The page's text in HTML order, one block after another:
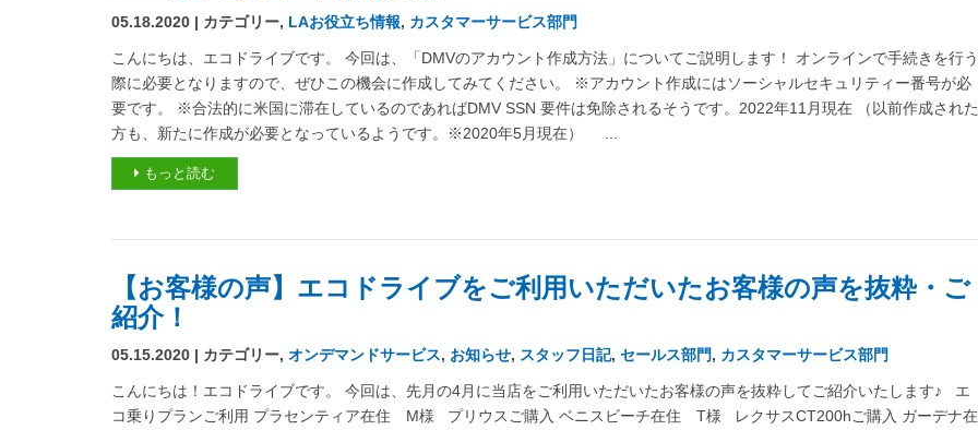
05.18.2020 | カテゴリー, LAお役立ち情報, カスタマーサービス部門
こんにちは、エコドライブです。 今回は、「DMVのアカウント作成方法」についてご説明します！ オンラインで手続きを行う
際に必要となりますので、ぜひこの機会に作成してみてください。 ※アカウント作成にはソーシャルセキュリティー番号が必
要です。 ※合法的に米国に滞在しているのであればDMV SSN 要件は免除されるそうです。2022年11月現在 （以前作成された
方も、新たに作成が必要となっているようです。※2020年5月現在） ...
もっと読む
【お客様の声】エコドライブをご利用いただいたお客様の声を抜粋・ご
紹介！
05.15.2020 | カテゴリー, オンデマンドサービス, お知らせ, スタッフ日記, セールス部門, カスタマーサービス部門
こんにちは！エコドライブです。 今回は、先月の4月に当店をご利用いただいたお客様の声を抜粋してご紹介いたします♪ エ
コ乗りプランご利用 プラセンティア在住 M様 プリウスご購入 ベニスビーチ在住 T様 レクサスCT200hご購入 ガーデナ在